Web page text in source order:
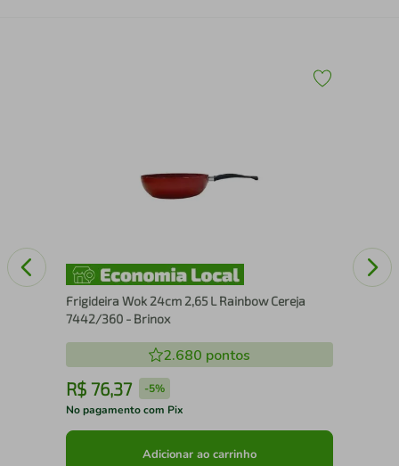
Frigideira Wok 24cm 2,65 L Rainbow Cereja
7442/360 - Brinox
2.680 pontos
R$ 76,37 -5%
No pagamento com Pix
Adicionar ao carrinho